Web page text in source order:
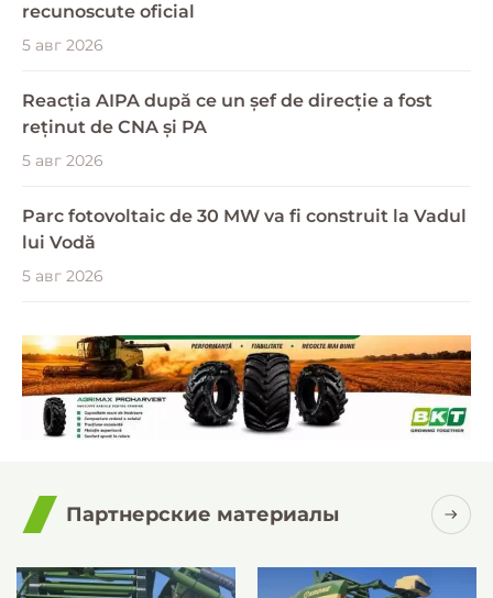
recunoscute oficial
5 авг 2026
Reacția AIPA după ce un șef de direcție a fost
reținut de CNA și PA
5 авг 2026
Parc fotovoltaic de 30 MW va fi construit la Vadul
lui Vodă
5 авг 2026
Партнерские материалы